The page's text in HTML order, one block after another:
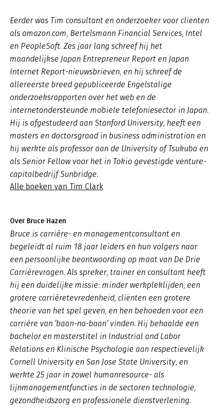
Eerder was Tim consultant en onderzoeker voor cliënten
als amazon.com, Bertelsmann Financial Services, Intel
en PeopleSoft. Zes jaar lang schreef hij het
maandelijkse Japan Entrepreneur Report en Japan
Internet Report-nieuwsbrieven, en hij schreef de
allereerste breed gepubliceerde Engelstalige
onderzoeksrapporten over het web en de
internetondersteunde mobiele telefoniesector in Japan.
Hij is afgestudeerd aan Stanford University, heeft een
masters en doctorsgraad in business administration en
hij werkte als professor aan de University of Tsukuba en
als Senior Fellow voor het in Tokio gevestigde venture-
capitalbedrijf Sunbridge.
Alle boeken van Tim Clark
Over Bruce Hazen
Bruce is carrière- en managementconsultant en
begeleidt al ruim 18 jaar leiders en hun volgers naar
een persoonlijke beantwoording op maat van De Drie
Carrièrevragen. Als spreker, trainer en consultant heeft
hij een duidelijke missie: minder werkpleklijden, een
grotere carrièretevredenheid, cliënten een grotere
theorie van het spel geven, en hen behoeden voor een
carrière van ‘baan-na-baan’ vinden. Hij behaalde een
bachelor en masterstitel in Industrial and Labor
Relations en Klinische Psychologie aan respectievelijk
Cornell University en San Jose State University, en
werkte 25 jaar in zowel humanresource- als
lijnmanagementfuncties in de sectoren technologie,
gezondheidszorg en professionele dienstverlening.